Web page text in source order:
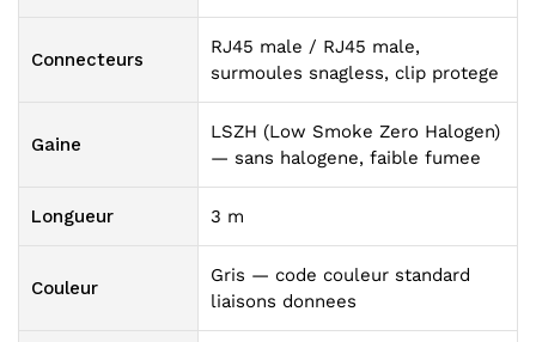
Connecteurs
RJ45 male / RJ45 male,
surmoules snagless, clip protege
Gaine
LSZH (Low Smoke Zero Halogen)
— sans halogene, faible fumee
Longueur 3 m
Couleur
Gris — code couleur standard
liaisons donnees